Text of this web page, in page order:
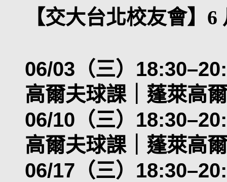
【交大台北校友會】
06/03（三）
高爾夫球課｜蓬萊高
06/10（三）
高爾夫球課｜蓬萊高
06/17（三）